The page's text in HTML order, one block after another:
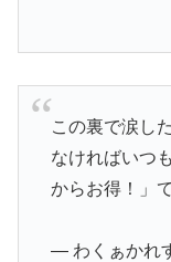
この裏で涙し
なければいつ
からお得！」
— わくぁかれ